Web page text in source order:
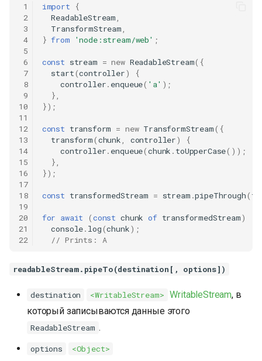
1
2
3
4
5
6
7
8
9
10
11
12
13
14
15
16
17
18
19
20
21
22
import
{
ReadableStream,
TransformStream,
} from 'node:stream/web' ;
const stream = new ReadableStream({
start(controller)
{
controller. enqueue( 'a' );
},
});
const transform = new TransformStream({
transform(chunk, controller)
{
controller. enqueue(chunk . toUpperCase());
},
});
const transformedStream = stream .pipeThrough(
for await (const chunk of transformedStream)
console. log(chunk);
// Prints: A
readableStream.pipeTo(destination[, options])
destination <WritableStream> WritableStream, в
который записываются данные этого
ReadableStream .
options
<Object>